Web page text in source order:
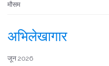
मौसम
अभिलेखागार
जून 2026